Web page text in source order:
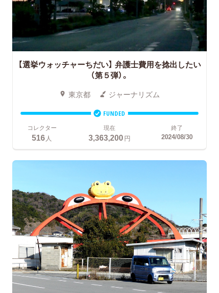
【選挙ウォッチャーちだい】 弁護士費用を捻出したい
（第５弾）。
東京都 ジャーナリズム
FUNDED
コレクター
516人
現在
3,363,200円
終了
2024/08/30